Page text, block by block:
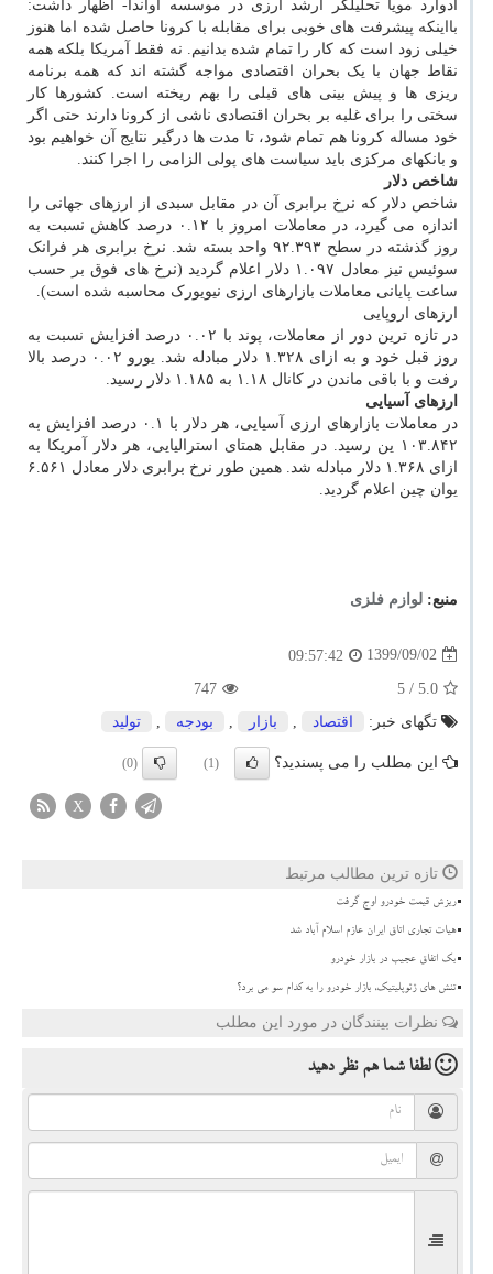
ادوارد مویا تحلیلگر ارشد ارزی در موسسه اواندا- اظهار داشت:
بااینکه پیشرفت های خوبی برای مقابله با کرونا حاصل شده اما هنوز
خیلی زود است که کار را تمام شده بدانیم. نه فقط آمریکا بلکه همه
نقاط جهان با یک بحران اقتصادی مواجه گشته اند که همه برنامه
ریزی ها و پیش بینی های قبلی را بهم ریخته است. کشورها کار
سختی را برای غلبه بر بحران اقتصادی ناشی از کرونا دارند حتی اگر
خود مساله کرونا هم تمام شود، تا مدت ها درگیر نتایج آن خواهیم بود
و بانکهای مرکزی باید سیاست های پولی الزامی را اجرا کنند.
شاخص دلار
شاخص دلار که نرخ برابری آن در مقابل سبدی از ارزهای جهانی را
اندازه می گیرد، در معاملات امروز با ۰.۱۲ درصد کاهش نسبت به
روز گذشته در سطح ۹۲.۳۹۳ واحد بسته شد. نرخ برابری هر فرانک
سوئیس نیز معادل ۱.۰۹۷ دلار اعلام گردید (نرخ های فوق بر حسب
ساعت پایانی معاملات بازارهای ارزی نیویورک محاسبه شده است).
ارزهای اروپایی
در تازه ترین دور از معاملات، پوند با ۰.۰۲ درصد افزایش نسبت به
روز قبل خود و به ازای ۱.۳۲۸ دلار مبادله شد. یورو ۰.۰۲ درصد بالا
رفت و با باقی ماندن در کانال ۱.۱۸ به ۱.۱۸۵ دلار رسید.
ارزهای آسیایی
در معاملات بازارهای ارزی آسیایی، هر دلار با ۰.۱ درصد افزایش به
۱۰۳.۸۴۲ ین رسید. در مقابل همتای استرالیایی، هر دلار آمریکا به
ازای ۱.۳۶۸ دلار مبادله شد. همین طور نرخ برابری دلار معادل ۶.۵۶۱
یوان چین اعلام گردید.
منبع: لوازم فلزی
1399/09/02
09:57:42
5.0
/ 5
747
تگهای خبر:
اقتصاد , بازار , بودجه , تولید
این مطلب را می پسندید؟ (1)
(0)
X
تازه ترین مطالب مرتبط
ریزش قیمت خودرو اوج گرفت
هیات تجاری اتاق ایران عازم اسلام آباد شد
بک اتفاق عجیب در بازار خودرو
تنش های ژئوپلیتیک، بازار خودرو را به کدام سو می برد؟
نظرات بینندگان در مورد این مطلب
لطفا شما همنظر دهید